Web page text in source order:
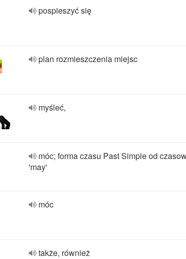
pospieszyć się
plan rozmieszczenia miejsc
myśleć,
móc; forma czasu Past Simple od
'may'
móc
także, również